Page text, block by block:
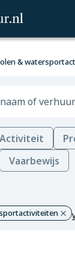
&
Activiteit
Vaarbewijs